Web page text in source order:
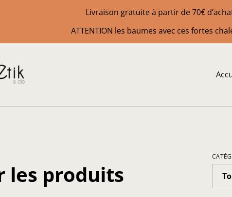
Livraison gratuite à partir de 70€
ATTENTION les baumes avec ces fortes
les produits